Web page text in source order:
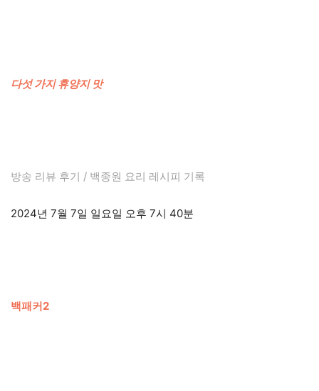
다섯 가지 휴양지 맛
방송 리뷰 후기 / 백종원 요리 레시피 기록
2024년 7월 7일 일요일 오후 7시 40분
백패커2